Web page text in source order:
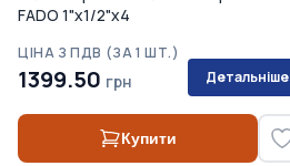
FADO 1"x1/2"x4
ЦІНА З ПДВ (ЗА 1 ШТ.)
1399.50 грн Детальніше
Купити